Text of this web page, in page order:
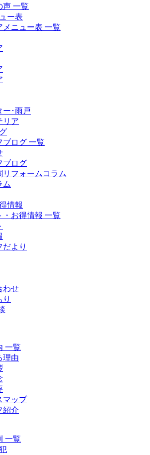
声 一覧
ー表
メニュー表 一覧
ー･雨戸
リア
ブログ 一覧
ブログ
リフォームコラム
ム
情報
・お得情報 一覧
だより
わせ
り
一覧
理由
マップ
紹介
一覧